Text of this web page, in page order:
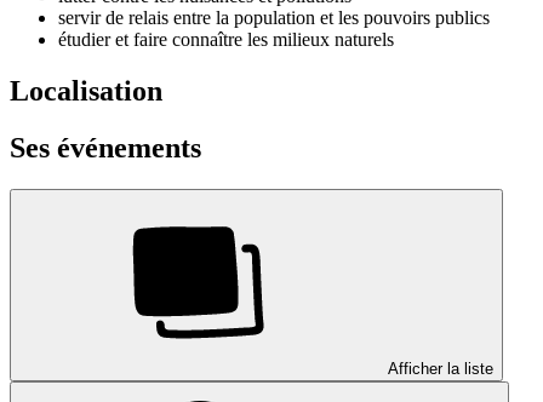
servir de relais entre la population et les pouvoirs publics
étudier et faire connaître les milieux naturels
Localisation
Ses événements
Afficher la liste